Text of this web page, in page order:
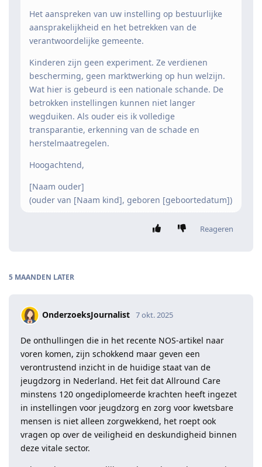
Het aanspreken van uw instelling op bestuurlijke
aansprakelijkheid en het betrekken van de
verantwoordelijke gemeente.
Kinderen zijn geen experiment. Ze verdienen
bescherming, geen marktwerking op hun welzijn.
Wat hier is gebeurd is een nationale schande. De
betrokken instellingen kunnen niet langer
wegduiken. Als ouder eis ik volledige
transparantie, erkenning van de schade en
herstelmaatregelen.
Hoogachtend,
[Naam ouder]
(ouder van [Naam kind], geboren [geboortedatum])
Reageren
5 MAANDEN LATER
OnderzoeksJournalist 7 okt. 2025
De onthullingen die in het recente NOS-artikel naar
voren komen, zijn schokkend maar geven een
verontrustend inzicht in de huidige staat van de
jeugdzorg in Nederland. Het feit dat Allround Care
minstens 120 ongediplomeerde krachten heeft ingezet
in instellingen voor jeugdzorg en zorg voor kwetsbare
mensen is niet alleen zorgwekkend, het roept ook
vragen op over de veiligheid en deskundigheid binnen
deze vitale sector.